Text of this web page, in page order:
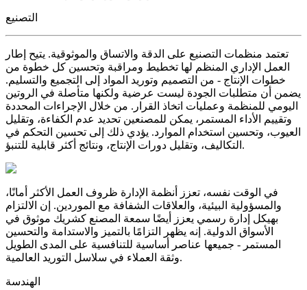
التصنيع
تعتمد منظمات التصنيع على الدقة والاتساق والموثوقية. يتيح إطار
العمل الإداري المنظم لها تخطيط ومراقبة وتحسين كل خطوة من
خطوات الإنتاج - من التصميم وتوريد المواد إلى التجميع والتسليم.
يضمن أن متطلبات الجودة ليست عرضية ولكنها متأصلة في الروتين
اليومي للمنظمة وعمليات اتخاذ القرار. من خلال الإجراءات المحددة
وتقييم الأداء المستمر، يمكن للمصنعين تحديد عدم الكفاءة، وتقليل
العيوب، وتحسين استخدام الموارد. يؤدي ذلك إلى تحسين التحكم في
التكاليف، وتقليل دورات الإنتاج، ونتائج أكثر قابلية للتنبؤ.
في الوقت نفسه، تعزز أنظمة الإدارة ظروف العمل الأكثر أمانًا،
والمسؤولية البيئية، والعلاقات الشفافة مع الموردين. إن الالتزام
بهيكل إدارة رسمي يعزز أيضًا سمعة المصنع كشريك موثوق في
الأسواق الدولية. إنه يظهر التزامًا بالتميز والاستدامة والتحسين
المستمر - جميعها عناصر أساسية للتنافسية على المدى الطويل
وثقة العملاء في سلاسل التوريد العالمية.
الهندسة